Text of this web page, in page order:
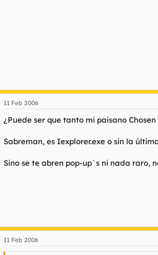
11 Feb 2006
¿Puede ser que tanto mi paisano
Sabreman, es Iexplorer.exe o sin la
Sino se te abren pop-up´s ni nada raro,
11 Feb 2006